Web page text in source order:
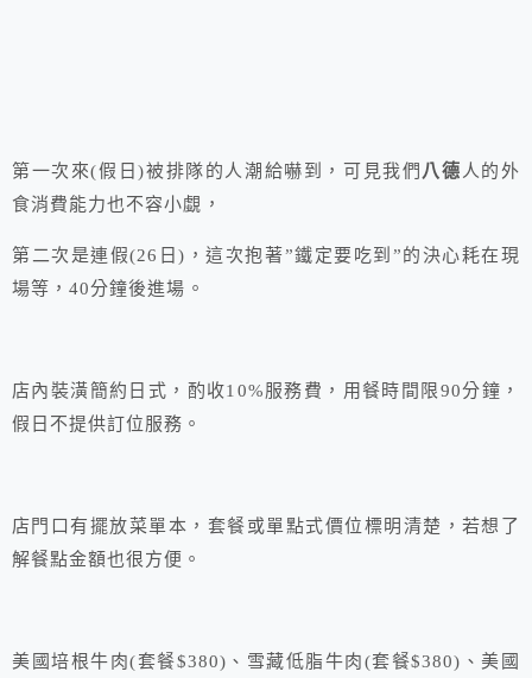
第一次來(假日)被排隊的人潮給嚇到，可見我們 八德人的外
食消費能力也不容小覷，
第二次是連假(26日)，這次抱著”鐵定要吃到”的決心耗在現
場等，40分鐘後進場。
店內裝潢簡約日式，酌收10%服務費，用餐時間限90分鐘，
假日不提供訂位服務。
店門口有擺放菜單本，套餐或單點式價位標明清楚，若想了
解餐點金額也很方便。
美國培根牛肉(套餐$380)、雪藏低脂牛肉(套餐$380)、美國